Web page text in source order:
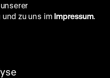
und zu uns im Impressum.